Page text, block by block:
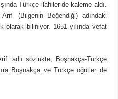
Türkçe ilahiler de kaleme aldı.
(Bilgenin Beğendiği) adındaki
olarak biliniyor. 1651 yılında vefat
adlı sözlükte, Boşnakça-Türkçe
Boşnakça ve Türkçe öğütler de